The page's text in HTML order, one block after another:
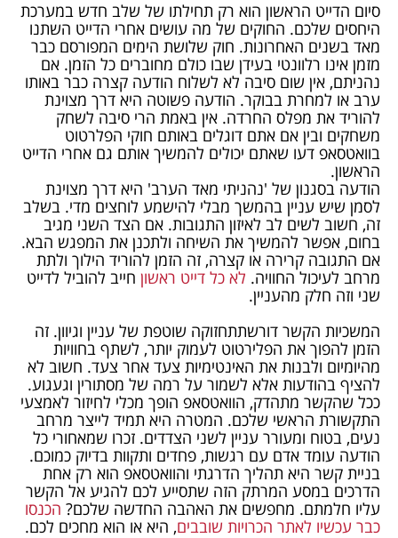
סיום הדייט הראשון הוא רק תחילתו של שלב חדש במערכת
היחסים שלכם. החוקים של מה עושים אחרי הדייט השתנו
מאד בשנים האחרונות. חוק שלושת הימים המפורסם כבר
מזמן אינו רלוונטי בעידן שבו כולם מחוברים כל הזמן. אם
נהניתם, אין שום סיבה לא לשלוח הודעה קצרה כבר באותו
ערב או למחרת בבוקר. הודעה פשוטה היא דרך מצוינת
להוריד את מפלס החרדה. אין באמת הרי סיבה לשחק
משחקים ובין אם אתם דוגלים באותם חוקי הפלרטוט
בוואטסאפ דעו שאתם יכולים להמשיך אותם גם אחרי הדייט
הראשון.
הודעה בסגנון של 'נהניתי מאד הערב' היא דרך מצוינת
לסמן שיש עניין בהמשך מבלי להישמע לוחצים מדי. בשלב
זה, חשוב לשים לב לאיזון התגובות. אם הצד השני מגיב
בחום, אפשר להמשיך את השיחה ולתכנן את המפגש הבא.
אם התגובה קרירה או קצרה, זה הזמן להוריד הילוך ולתת
מרחב לעיכול החוויה. לא כל דייט ראשון חייב להוביל לדייט
שני וזה חלק מהעניין.
המשכיות הקשר דורשתתחזוקה שוטפת של עניין וגיוון. זה
הזמן להפוך את הפלירטוט לעמוק יותר, לשתף בחוויות
מהיומיום ולבנות את האינטימיות צעד אחר צעד. חשוב לא
להציף בהודעות אלא לשמור על רמה של מסתורין וגעגוע.
ככל שהקשר מתהדק, הוואטסאפ הופך מכלי לחיזור לאמצעי
התקשורת הראשי שלכם. המטרה היא תמיד לייצר מרחב
נעים, בטוח ומעורר עניין לשני הצדדים. זכרו שמאחורי כל
הודעה עומד אדם עם רגשות, פחדים ותקוות בדיוק כמוכם.
בניית קשר היא תהליך הדרגתי והוואטסאפ הוא רק אחת
הדרכים במסע המרתק הזה שתסייע לכם להגיע אל הקשר
עליו חלמתם. מחפשים את האהבה החדשה שלכם? הכנסו
כבר עכשיו לאתר הכרויות שובבים, היא או הוא מחכים לכם.